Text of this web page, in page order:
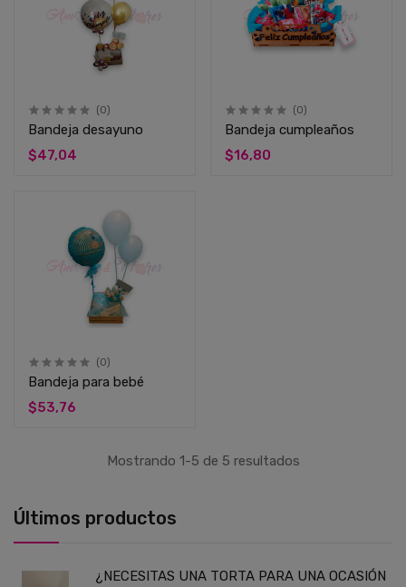
Últimos productos
¿NECESITAS UNA TORTA PARA UNA OCASIÓN
(0)
Bandeja desayuno
$47,04
(0)
Bandeja cumpleaños
$16,80
(0)
Bandeja para bebé
$53,76
Mostrando 1-5 de 5 resultados